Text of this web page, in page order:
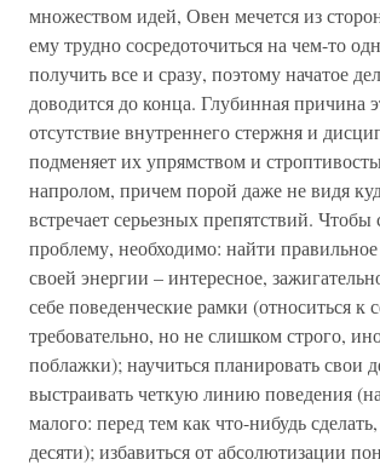
множеством идей, Овен мечется из
ему трудно сосредоточиться на чем-то
получить все и сразу, поэтому начатое
доводится до конца. Глубинная причина
отсутствие внутреннего стержня и
подменяет их упрямством и
напролом, причем порой даже не видя
встречает серьезных препятствий. Чтобы
проблему, необходимо: найти
своей энергии – интересное,
себе поведенческие рамки (относиться к
требовательно, но не слишком строго,
поблажки); научиться планировать свои
выстраивать четкую линию поведения
малого: перед тем как что-нибудь
десяти); избавиться от абсолютизации